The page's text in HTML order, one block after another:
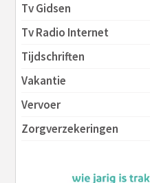
Tv Gidsen
Tv Radio Internet
Tijdschriften
Vakantie
Vervoer
Zorgverzekeringen